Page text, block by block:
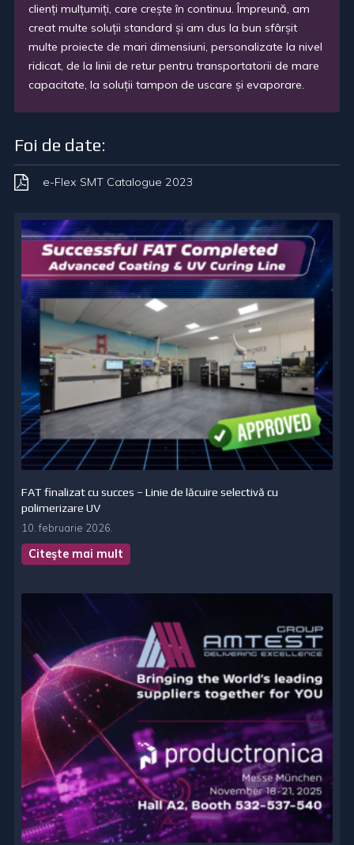
clienți mulțumiți, care crește în continuu. Împreună, am
creat multe soluții standard și am dus la bun sfârșit
multe proiecte de mari dimensiuni, personalizate la nivel
ridicat, de la linii de retur pentru transportatorii de mare
capacitate, la soluții tampon de uscare și evaporare.
Foi de date:
e-Flex SMT Catalogue 2023
FAT finalizat cu succes – Linie de lăcuire selectivă cu
polimerizare UV
10. februarie 2026.
Citeşte mai mult